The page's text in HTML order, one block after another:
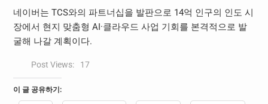
네이버는 TCS와의 파트너십을 발판으로 14억 인구의 인도 시
장에서 현지 맞춤형 AI·클라우드 사업 기회를 본격적으로 발
굴해 나갈 계획이다.
Post Views: 17
이 글 공유하기: